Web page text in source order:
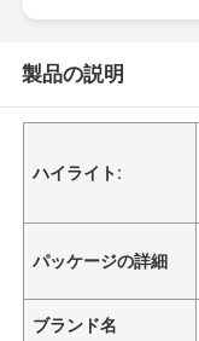
製品の説明
ハイライト:
パッケージの詳細
ブランド名